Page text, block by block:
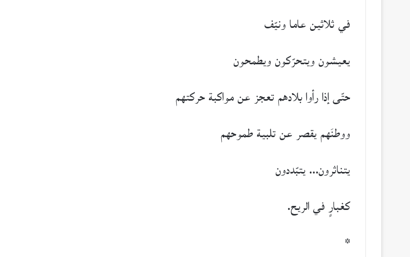
في ثلاثين عاما ونيّف
يعيشون ويتحرّكون ويطمحون
حتّى إذا رأوا بلادهم تعجز عن مواكبة حركتهم
ووطنَهم يقصر عن تلبية طموحهم
يتناثرون… يتبّددون
كغبارٍ في الريح.
*